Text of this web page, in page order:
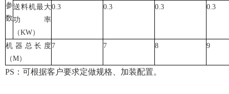
参
数
送料机最大
功率
（KW）
0.3 0.3 0.3 0.3
机器总长度
（M）
7 7 8 9
PS：可根据客户要求定做规格、加装配置。